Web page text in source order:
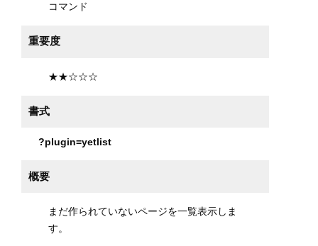
コマンド
重要度
★★☆☆☆
書式
?plugin=yetlist
概要
まだ作られていないページを一覧表示しま
す。